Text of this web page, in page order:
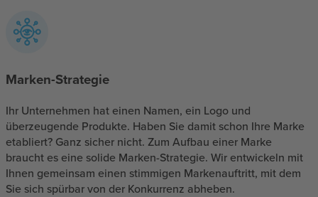
Marken-Strategie
Ihr Unternehmen hat einen Namen, ein Logo und
überzeugende Produkte. Haben Sie damit schon Ihre Marke
etabliert? Ganz sicher nicht. Zum Aufbau einer Marke
braucht es eine solide Marken-Strategie. Wir entwickeln mit
Ihnen gemeinsam einen stimmigen Markenauftritt, mit dem
Sie sich spürbar von der Konkurrenz abheben.